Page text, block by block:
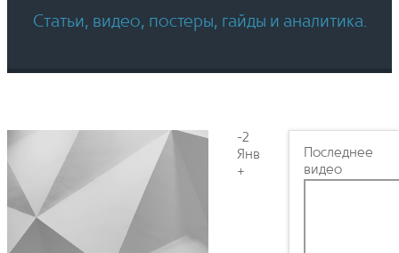
Статьи, видео, постеры, гайды и аналитика.
-2
Янв
+
Последнее
видео